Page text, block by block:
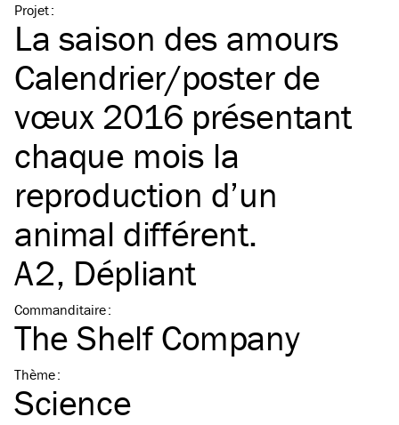
Projet:
La saison des amours
Calendrier/​poster de
vœux 2016 présentant
chaque mois la
reproduction d’un
animal différent.
A2, Dépliant
Commanditaire:
The Shelf Company
Thème:
Science